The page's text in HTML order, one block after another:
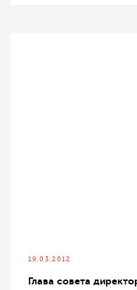
19.03.2012
Глава совета